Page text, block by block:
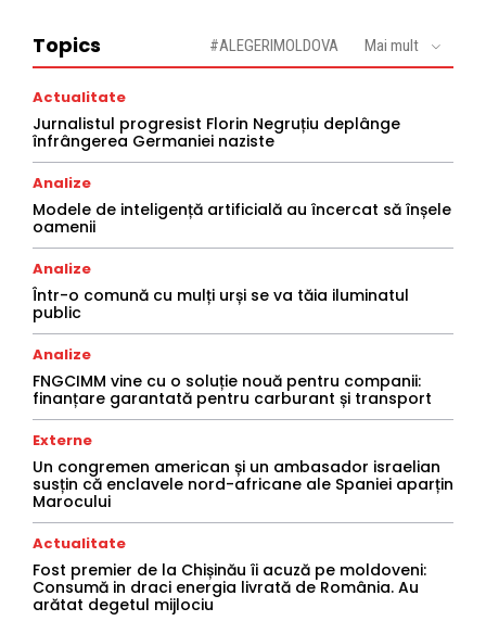
Topics #ALEGERIMOLDOVA Mai mult
Actualitate
Jurnalistul progresist Florin Negruțiu deplânge
înfrângerea Germaniei naziste
Analize
Modele de inteligență artificială au încercat să înșele
oamenii
Analize
Într-o comună cu mulți urși se va tăia iluminatul
public
Analize
FNGCIMM vine cu o soluție nouă pentru companii:
finanțare garantată pentru carburant și transport
Externe
Un congremen american și un ambasador israelian
susțin că enclavele nord-africane ale Spaniei aparțin
Marocului
Actualitate
Fost premier de la Chișinău îi acuză pe moldoveni:
Consumă in draci energia livrată de România. Au
arătat degetul mijlociu